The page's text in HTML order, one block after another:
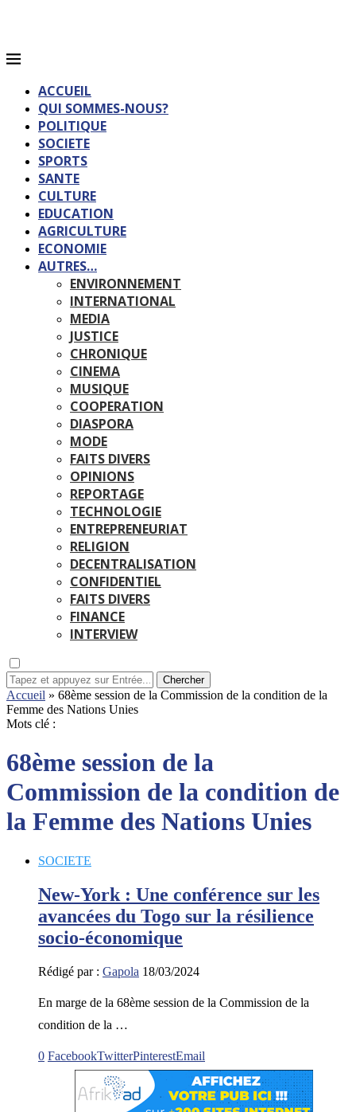
ACCUEIL
QUI SOMMES-NOUS?
POLITIQUE
SOCIETE
SPORTS
SANTE
CULTURE
EDUCATION
AGRICULTURE
ECONOMIE
AUTRES…
ENVIRONNEMENT
INTERNATIONAL
MEDIA
JUSTICE
CHRONIQUE
CINEMA
MUSIQUE
COOPERATION
DIASPORA
MODE
FAITS DIVERS
OPINIONS
REPORTAGE
TECHNOLOGIE
ENTREPRENEURIAT
RELIGION
DECENTRALISATION
CONFIDENTIEL
FAITS DIVERS
FINANCE
INTERVIEW
Chercher
Accueil » 68ème session de la Commission de la condition de la
Femme des Nations Unies
Mots clé :
68ème session de la
Commission de la condition de
la Femme des Nations Unies
SOCIETE
New-York : Une conférence sur les
avancées du Togo sur la résilience
socio-économique
Rédigé par : Gapola 18/03/2024
En marge de la 68ème session de la Commission de la
condition de la …
0 FacebookTwitterPinterestEmail